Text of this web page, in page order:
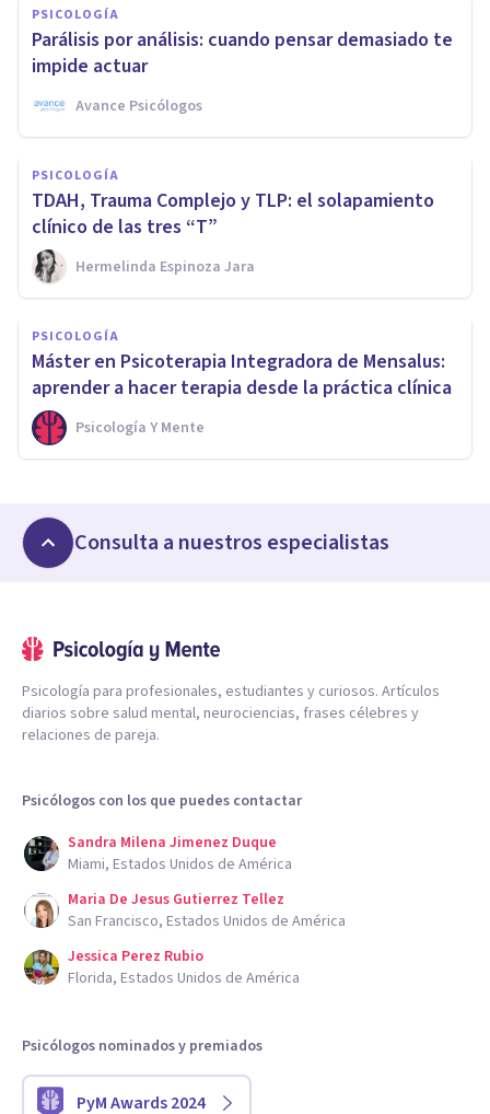
PSICOLOGÍA
Parálisis por análisis: cuando pensar demasiado te
impide actuar
Avance Psicólogos
PSICOLOGÍA
TDAH, Trauma Complejo y TLP: el solapamiento
clínico de las tres “T”
Hermelinda Espinoza Jara
PSICOLOGÍA
Máster en Psicoterapia Integradora de Mensalus:
aprender a hacer terapia desde la práctica clínica
Psicología Y Mente
Consulta a nuestros especialistas
Psicología para profesionales, estudiantes y curiosos. Artículos
diarios sobre salud mental, neurociencias, frases célebres y
relaciones de pareja.
Psicólogos con los que puedes contactar
Sandra Milena Jimenez Duque
Miami, Estados Unidos de América
Maria De Jesus Gutierrez Tellez
San Francisco, Estados Unidos de América
Jessica Perez Rubio
Florida, Estados Unidos de América
Psicólogos nominados y premiados
PyM Awards 2024